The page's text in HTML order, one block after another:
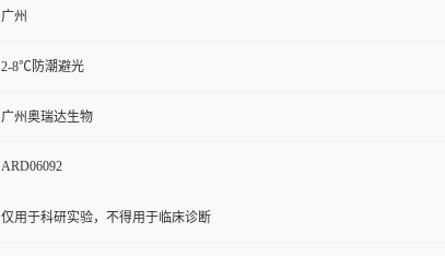
广州
2-8℃防潮避光
广州奥瑞达生物
ARD06092
仅用于科研实验，不得用于临床诊断